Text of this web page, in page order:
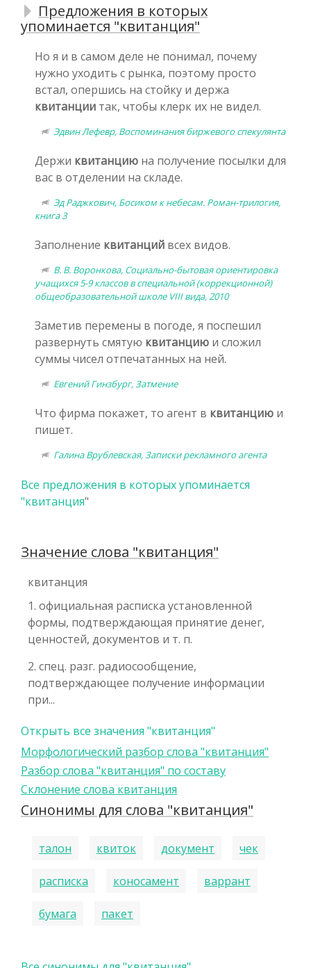
Предложения в которых
упоминается "квитанция"
Но я и в самом деле не понимал, почему
нужно уходить с рынка, поэтому просто
встал, опершись на стойку и держа
квитанции так, чтобы клерк их не видел.
Эдвин Лефевр, Воспоминания биржевого спекулянта
Держи квитанцию на получение посылки для
вас в отделении на складе.
Эд Раджкович, Босиком к небесам. Роман-трилогия,
книга 3
Заполнение квитанций всех видов.
В. В. Воронкова, Социально-бытовая ориентировка
учащихся 5-9 классов в специальной (коррекционной)
общеобразовательной школе VIII вида, 2010
Заметив перемены в погоде, я поспешил
развернуть смятую квитанцию и сложил
суммы чисел отпечатанных на ней.
Евгений Гинзбург, Затмение
Что фирма покажет, то агент в квитанцию и
пишет.
Галина Врублевская, Записки рекламного агента
Все предложения в которых упоминается
"квитанция"
Значение слова "квитанция"
квитанция
1. официальная расписка установленной
формы, подтверждающая принятие денег,
ценностей, документов и т. п.
2. спец. разг. радиосообщение,
подтверждающее получение информации
при...
Открыть все значения "квитанция"
Морфологический разбор слова "квитанция"
Разбор слова "квитанция" по составу
Склонение слова квитанция
Синонимы для слова "квитанция"
талон квиток документ чек
расписка коносамент варрант
бумага пакет